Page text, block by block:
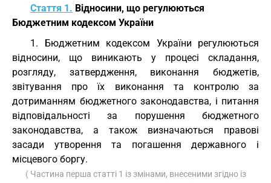
Стаття 1. Відносини, що регулюються
Бюджетним кодексом України
1. Бюджетним кодексом України регулюються
відносини, що виникають у процесі складання,
розгляду, затвердження, виконання бюджетів,
звітування про їх виконання та контролю за
дотриманням бюджетного законодавства, і питання
відповідальності за порушення бюджетного
законодавства, а також визначаються правові
засади утворення та погашення державного і
місцевого боргу.
( Частина перша статті 1 із змінами, внесеними згідно із